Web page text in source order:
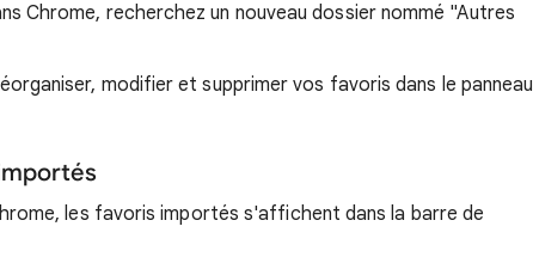
Chrome, recherchez un nouveau dossier nommé "Autres
modifier et supprimer vos favoris dans le panneau
les favoris importés s'affichent dans la barre de